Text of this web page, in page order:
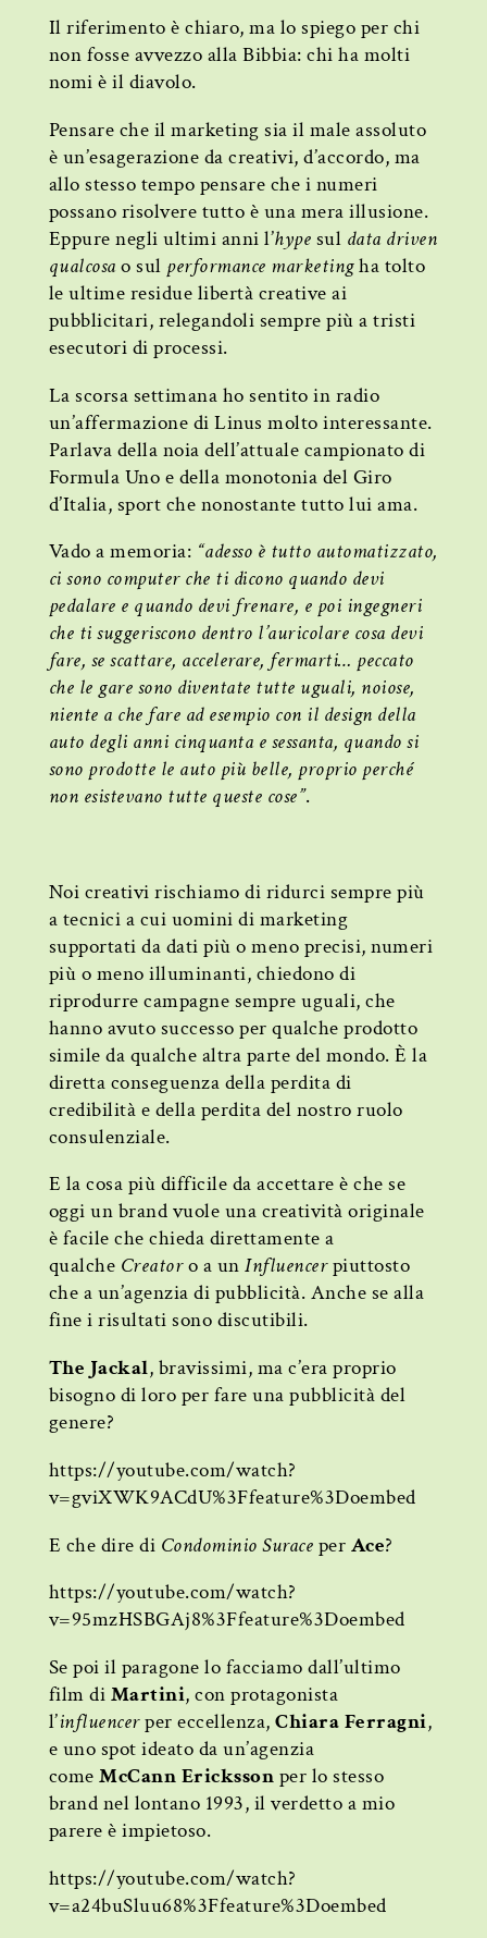
Il riferimento è chiaro, ma lo spiego per chi
non fosse avvezzo alla Bibbia: chi ha molti
nomi è il diavolo.
Pensare che il marketing sia il male assoluto
è un’esagerazione da creativi, d’accordo, ma
allo stesso tempo pensare che i numeri
possano risolvere tutto è una mera illusione.
Eppure negli ultimi anni l’hype sul data driven
qualcosao sul performance marketingha tolto
le ultime residue libertà creative ai
pubblicitari, relegandoli sempre più a tristi
esecutori di processi.
La scorsa settimana ho sentito in radio
un’affermazione di Linus molto interessante.
Parlava della noia dell’attuale campionato di
Formula Uno e della monotonia del Giro
d’Italia, sport che nonostante tutto lui ama.
Vado a memoria: “adesso è tutto automatizzato,
ci sono computer che ti dicono quando devi
pedalare e quando devi frenare, e poi ingegneri
che ti suggeriscono dentro l’auricolare cosa devi
fare, se scattare, accelerare, fermarti… peccato
che le gare sono diventate tutte uguali, noiose,
niente a che fare ad esempio con il design della
auto degli anni cinquanta e sessanta, quando si
sono prodotte le auto più belle, proprio perché
non esistevano tutte queste cose”.
Noi creativi rischiamo di ridurci sempre più
a tecnici a cui uomini di marketing
supportati da dati più o meno precisi, numeri
più o meno illuminanti, chiedono di
riprodurre campagne sempre uguali, che
hanno avuto successo per qualche prodotto
simile da qualche altra parte del mondo. È la
diretta conseguenza della perdita di
credibilità e della perdita del nostro ruolo
consulenziale.
E la cosa più difficile da accettare è che se
oggi un brand vuole una creatività originale
è facile che chieda direttamente a
qualche Creatoro a unInfluencerpiuttosto
che a un’agenzia di pubblicità. Anche se alla
fine i risultati sono discutibili.
The Jackal, bravissimi, ma c’era proprio
bisogno di loro per fare una pubblicità del
genere?
https://youtube.com/watch?
v=gviXWK9ACdU%3Ffeature%3Doembed
E che dire di Condominio Surace per Ace?
https://youtube.com/watch?
v=95mzHSBGAj8%3Ffeature%3Doembed
Se poi il paragone lo facciamo dall’ultimo
film di Martini, con protagonista
l’influencerper eccellenza,Chiara Ferragni,
e uno spot ideato da un’agenzia
comeMcCann Ericksson per lo stesso
brand nel lontano 1993, il verdetto a mio
parere è impietoso.
https://youtube.com/watch?
v=a24buSluu68%3Ffeature%3Doembed